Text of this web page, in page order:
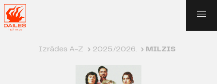
Izrādes A-Z › 2025./2026. › MILZIS